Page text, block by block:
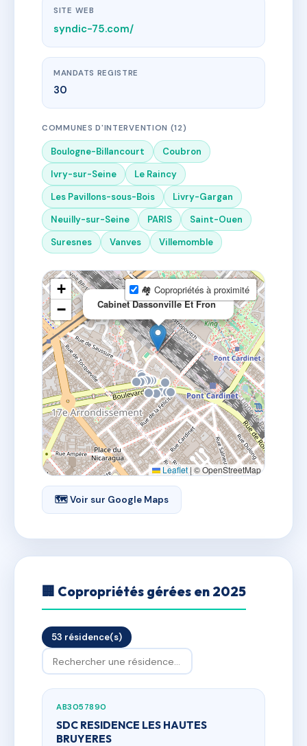
SITE WEB
syndic-75.com/
MANDATS REGISTRE
30
COMMUNES D'INTERVENTION (12)
Boulogne-Billancourt
Coubron
Ivry-sur-Seine
Le Raincy
Les Pavillons-sous-Bois
Livry-Gargan
Neuilly-sur-Seine
PARIS
Saint-Ouen
Suresnes
Vanves Villemomble
Cabinet Dassonville Et Fron
×
+
−
🏘 Copropriétés à proximité
Leaflet| © OpenStreetMap
🗺 Voir sur Google Maps
🏢 Copropriétés gérées en 2025
53 résidence(s)
AB3057890
SDC RESIDENCE LES HAUTES
BRUYERES